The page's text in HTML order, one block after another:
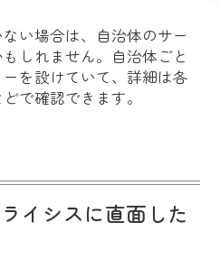
い場合は、自治体のサー
しれません。自治体ごと
を設けていて、詳細は各
で確認できます。
イシスに直面した